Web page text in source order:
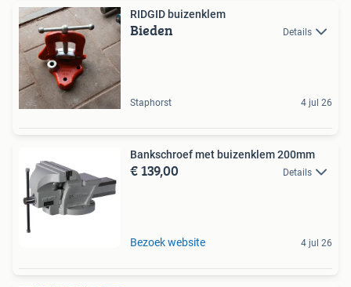
RIDGID buizenklem
Bieden Details
Staphorst 4 jul 26
Bankschroef met buizenklem 200mm
€ 139,00 Details
Bezoek website 4 jul 26